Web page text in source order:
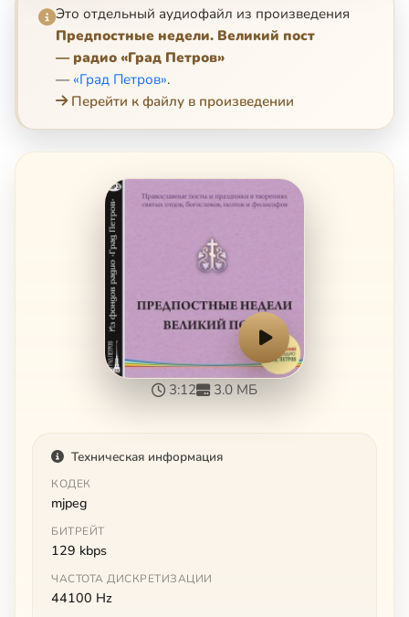
Это отдельный аудиофайл из произведения
Предпостные недели. Великий пост
— радио «Град Петров»
— «Град Петров».
Перейти к файлу в произведении
3:12 3.0 МБ
Техническая информация
КОДЕК
mjpeg
БИТРЕЙТ
129 kbps
ЧАСТОТА ДИСКРЕТИЗАЦИИ
44100 Hz